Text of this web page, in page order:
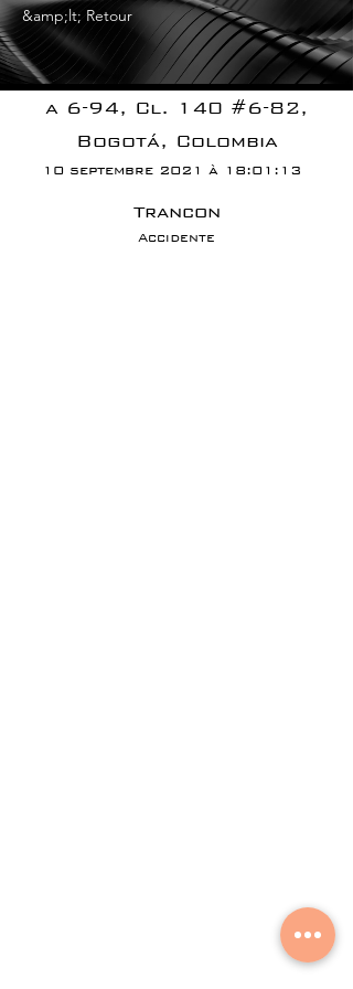
&amp;lt; Retour
a 6-94, Cl. 140 #6-82,
Bogotá, Colombia
10 septembre 2021 à 18:01:13
Trancon
Accidente